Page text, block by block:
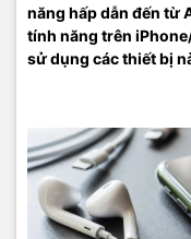
năng hấp dẫn đến từ
tính năng trên
sử dụng các thiết bị